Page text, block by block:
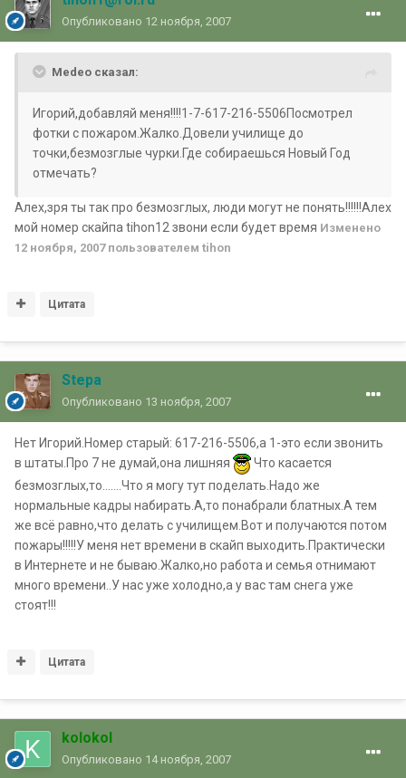
Опубликовано 12 ноября, 2007
Medeo сказал:
Игорий,добавляй меня!!!!1-7-617-216-5506Посмотрел
фотки с пожаром.Жалко.Довели училище до
точки,безмозглые чурки.Где собираешься Новый Год
отмечать?
Алех,зря ты так про безмозглых, люди могут не понять!!!!!!Алех
мой номер скайпа tihon12 звони если будет время Изменено
12 ноября, 2007пользователем tihon
Цитата
Stepa
Опубликовано 13 ноября, 2007
Нет Игорий.Номер старый: 617-216-5506,а 1-это если звонить
в штаты.Про 7 не думай,она лишняя
Что касается
безмозглых,то.......Что я могу тут поделать.Надо же
нормальные кадры набирать.А,то понабрали блатных.А тем
же всё равно,что делать с училищем.Вот и получаются потом
пожары!!!!!У меня нет времени в скайп выходить.Практически
в Интернете и не бываю.Жалко,но работа и семья отнимают
много времени..У нас уже холодно,а у вас там снега уже
стоят!!!
Цитата
kolokol
Опубликовано 14 ноября, 2007